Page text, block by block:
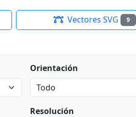
Vectores SVG 9
Orientación
Resolución